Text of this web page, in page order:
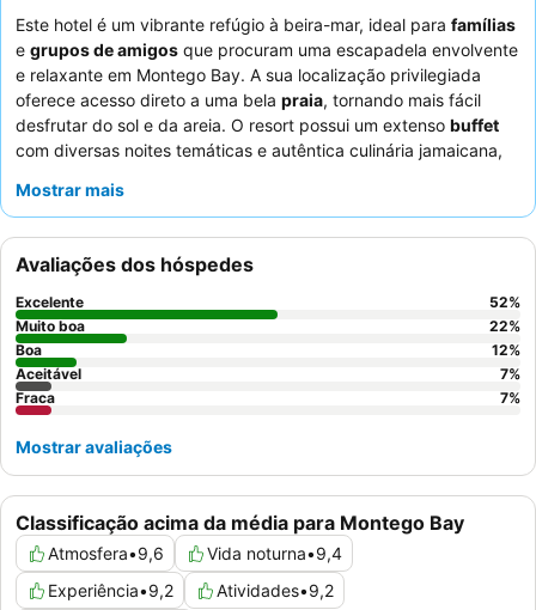
Este hotel é um vibrante refúgio à beira-mar, ideal para famílias
e grupos de amigos que procuram uma escapadela envolvente
e relaxante em Montego Bay. A sua localização privilegiada
oferece acesso direto a uma bela praia, tornando mais fácil
desfrutar do sol e da areia. O resort possui um extenso buffet
com diversas noites temáticas e autêntica culinária jamaicana,
hóspedes elogiam consistentemente o
enérgica que cria uma atmosfera animada. Para uma
experiência única, não deixe de visitar o
local.
Mostrar mais
Classificação acima da média para Montego Bay
Atmosfera•9,6 Vida noturna•9,4
Experiência•9,2 Atividades•9,2
Avaliações dos hóspedes
Excelente 52%
Muito boa
22%
Boa
12%
Aceitável
7%
Fraca
7%
Mostrar avaliações